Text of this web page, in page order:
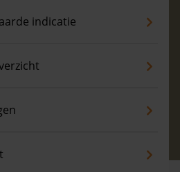
08:00 -18:00
indicatie